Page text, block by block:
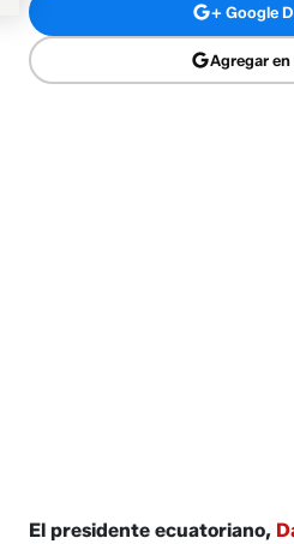
+ Google
Agregar
El presidente ecuatoriano,